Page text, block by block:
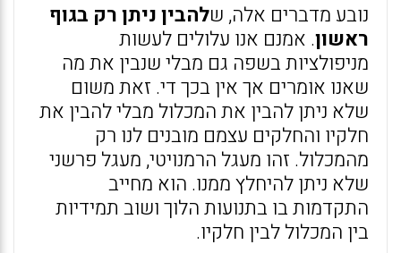
נובע מדברים אלה, שלהבין ניתן רק בגוף
ראשון. אמנם אנו עלולים לעשות
מניפולציות בשפה גם מבלי שנבין את מה
שאנו אומרים אך אין בכך די. זאת משום
שלא ניתן להבין את המכלול מבלי להבין את
חלקיו והחלקים עצמם מובנים לנו רק
מהמכלול. זהו מעגל הרמנויטי, מעגל פרשני
שלא ניתן להיחלץ ממנו. הוא מחייב
התקדמות בו בתנועות הלוך ושוב תמידיות
בין המכלול לבין חלקיו.